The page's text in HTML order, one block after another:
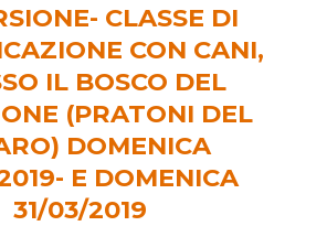
CLASSE DI
CON CANI,
IL BOSCO DEL
(PRATONI DEL
DOMENICA
E DOMENICA
31/03/2019